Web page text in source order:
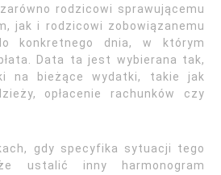
rodzicowi sprawującemu
jak i rodzicowi zobowiązanemu
konkretnego dnia, w którym
Data ta jest wybierana tak,
na bieżące wydatki, takie jak
opłacenie rachunków czy
gdy specyfika sytuacji tego
ustalić inny harmonogram